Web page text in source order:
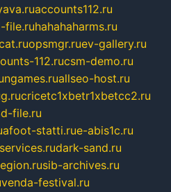
accounts112.ru
file.ruhahahaharms.ru
opsmgr.ruev-gallery.ru
112.rucsm-demo.ru
allseo-host.ru
cricetc1xbetr1xbetcc2.ru
file.ru
statti.rue-abis1c.ru
dark-sand.ru
sib-archives.ru
venda-festival.ru